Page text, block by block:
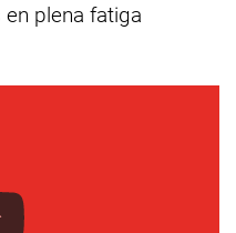
plena fatiga